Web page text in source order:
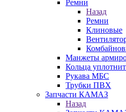
Ремни
Назад
Ремни
Клиновые
Манжеты
Кольца
Рукава МБС
Трубки ПВХ
Запчасти КАМАЗ
Назад